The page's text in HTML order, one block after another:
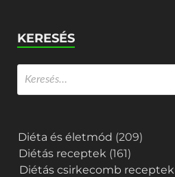
KERESÉS
Diéta és életmód (209)
Diétás receptek (161)
Diétás csirkecomb receptek